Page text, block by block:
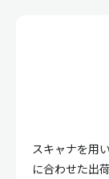
スキャナを用
に合わせた出